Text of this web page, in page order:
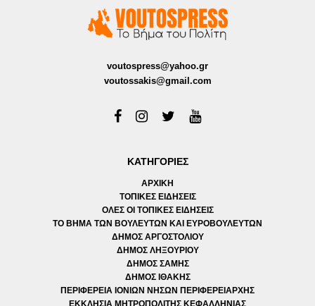
voutospress@yahoo.gr
voutossakis@gmail.com
ΚΑΤΗΓΟΡΙΕΣ
ΑΡΧΙΚΗ
ΤΟΠΙΚΕΣ ΕΙΔΗΣΕΙΣ
ΟΛΕΣ ΟΙ ΤΟΠΙΚΕΣ ΕΙΔΗΣΕΙΣ
ΤΟ ΒΗΜΑ ΤΩΝ ΒΟΥΛΕΥΤΩΝ ΚΑΙ ΕΥΡΟΒΟΥΛΕΥΤΩΝ
ΔΗΜΟΣ ΑΡΓΟΣΤΟΛΙΟΥ
ΔΗΜΟΣ ΛΗΞΟΥΡΙΟΥ
ΔΗΜΟΣ ΣΑΜΗΣ
ΔΗΜΟΣ ΙΘΑΚΗΣ
ΠΕΡΙΦΕΡΕΙΑ ΙΟΝΙΩΝ ΝΗΣΩΝ ΠΕΡΙΦΕΡΕΙΑΡΧΗΣ